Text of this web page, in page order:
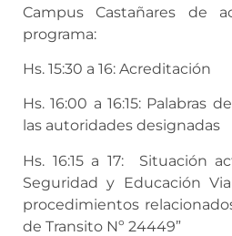
Campus Castañares de
programa:
Hs. 15:30 a 16: Acreditación
Hs. 16:00 a 16:15: Palabras
las autoridades designadas
Hs. 16:15 a 17: Situación
Seguridad y Educación
procedimientos
de Transito Nº 24449”